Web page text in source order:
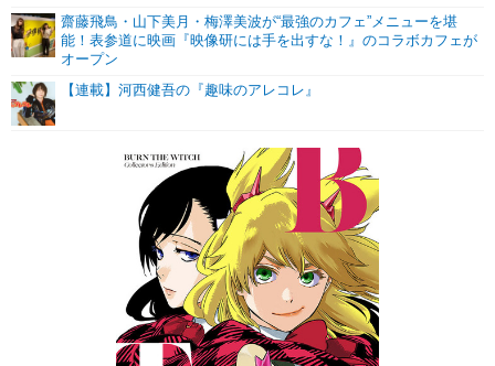
齋藤飛鳥・山下美月・梅澤美波が“最強のカフェ”メニューを堪
能！表参道に映画『映像研には手を出すな！』のコラボカフェが
オープン
【連載】河西健吾の『趣味のアレコレ』